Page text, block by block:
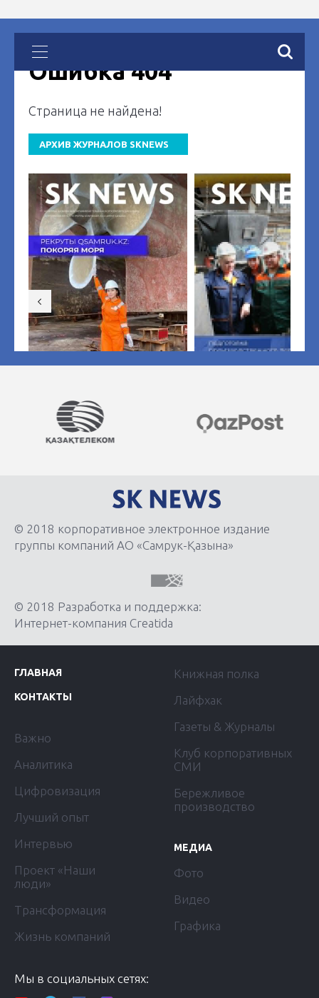
© 2018 корпоративное электронное издание
группы компаний АО «Самрук-Қазына»
© 2018 Разработка и поддержка:
Интернет-компания Creatida
ГЛАВНАЯ
КОНТАКТЫ
Важно
Аналитика
Цифровизация
Лучший опыт
Интервью
Проект «Наши
люди»
Трансформация
Жизнь компаний
Книжная полка
Лайфхак
Газеты & Журналы
Клуб корпоративных
СМИ
Бережливое
производство
МЕДИА
Фото
Видео
Графика
Мы в социальных сетях: